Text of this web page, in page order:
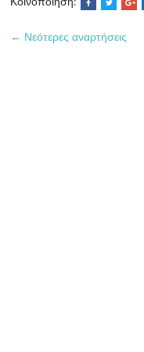
← Νεότερες αναρτήσεις